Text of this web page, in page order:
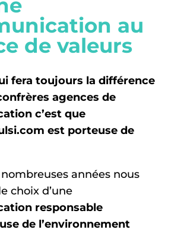
au
de valeurs
fera toujours la différence
agences de
c’est que
est porteuse de
années nous
choix d’une
responsable
de l’environnement